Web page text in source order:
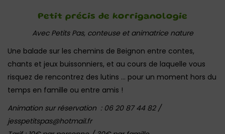
Petit précis de korriganologie
Avec Petits Pas, conteuse et animatrice nature
Une balade sur les chemins de Beignon entre contes,
chants et jeux buissonniers, et au cours de laquelle vous
risquez de rencontrez des lutins … pour un moment hors du
temps en famille ou entre amis !
Animation sur réservation : 06 20 87 44 82 /
jesspetitspas@hotmail.fr